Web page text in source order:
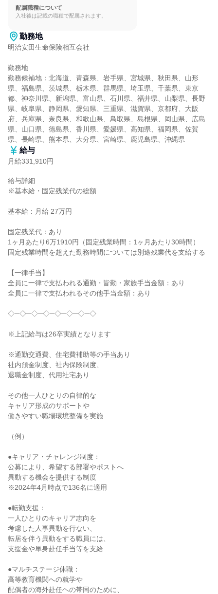
配属職種について
入社後は記載の職種で配属されます。
勤務地
明治安田生命保険相互会社
勤務地
勤務候補地：北海道、青森県、岩手県、宮城県、秋田県、山形
県、福島県、茨城県、栃木県、群馬県、埼玉県、千葉県、東京
都、神奈川県、新潟県、富山県、石川県、福井県、山梨県、長野
県、岐阜県、静岡県、愛知県、三重県、滋賀県、京都府、大阪
府、兵庫県、奈良県、和歌山県、鳥取県、島根県、岡山県、広島
県、山口県、徳島県、香川県、愛媛県、高知県、福岡県、佐賀
県、長崎県、熊本県、大分県、宮崎県、鹿児島県、沖縄県
給与
月給331,910円
給与詳細
※基本給・固定残業代の総額
基本給：月給 27万円
固定残業代：あり
1ヶ月あたり6万1910円（固定残業時間：1ヶ月あたり30時間）
固定残業時間を超えた勤務時間については別途残業代を支給する
【一律手当】
全員に一律で支払われる通勤・皆勤・家族手当金額：あり
全員に一律で支払われるその他手当金額：あり
◇─◇─◇─◇─◇─◇─◇─◇
※上記給与は26卒実績となります
※通勤交通費、住宅費補助等の手当あり
社内預金制度、社内保険制度、
退職金制度、代用社宅あり
その他一人ひとりの自律的な
キャリア形成のサポートや
働きやすい職場環境整備を実施
（例）
●キャリア・チャレンジ制度：
公募により、希望する部署やポストへ
異動する機会を提供する制度
※2024年4月時点で136名に適用
●転勤支援：
一人ひとりのキャリア志向を
考慮した人事異動を行ない、
転居を伴う異動をする職員には、
支援金や単身赴任手当等を支給
●マルチステージ休職：
高等教育機関への就学や
配偶者の海外赴任ヘの帯同のために、